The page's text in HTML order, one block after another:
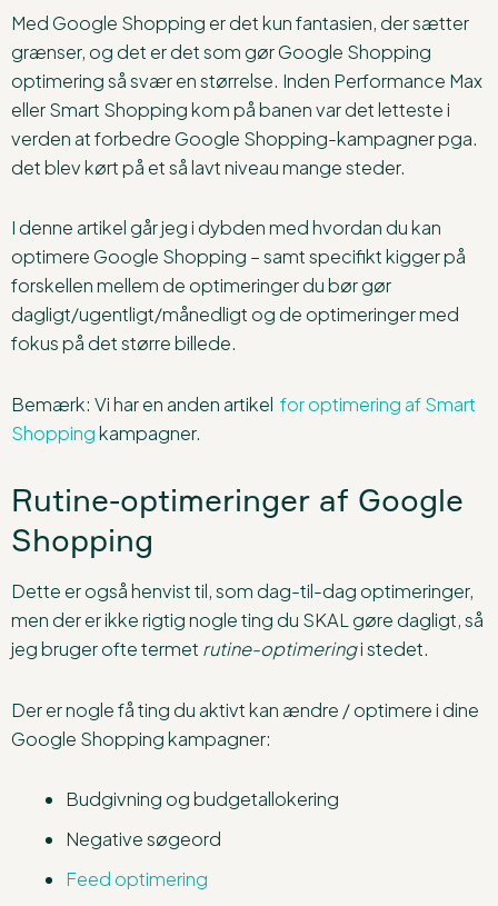
Med Google Shopping er det kun fantasien, der sætter
grænser, og det er det som gør Google Shopping
optimering så svær en størrelse. Inden Performance Max
eller Smart Shopping kom på banen var det letteste i
verden at forbedre Google Shopping-kampagner pga.
det blev kørt på et så lavt niveau mange steder.
I denne artikel går jeg i dybden med hvordan du kan
optimere Google Shopping – samt specifikt kigger på
forskellen mellem de optimeringer du bør gør
dagligt/ugentligt/månedligt og de optimeringer med
fokus på det større billede.
Bemærk: Vi har en anden artikel for optimering af Smart
Shoppingkampagner.
Rutine-optimeringer af Google
Shopping
Dette er også henvist til, som dag-til-dag optimeringer,
men der er ikke rigtig nogle ting du SKAL gøre dagligt, så
jeg bruger ofte termet rutine-optimeringi stedet.
Der er nogle få ting du aktivt kan ændre / optimere i dine
Google Shopping kampagner:
Budgivning og budgetallokering
Negative søgeord
Feed optimering